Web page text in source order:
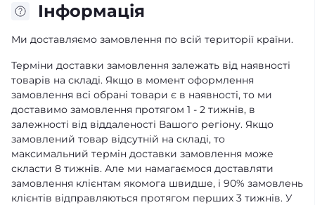
Iнформація
Ми доставляємо замовлення по всій території країни.
Терміни доставки замовлення залежать від наявності
товарів на складі. Якщо в момент оформлення
замовлення всі обрані товари є в наявності, то ми
доставимо замовлення протягом 1 - 2 тижнів, в
залежності від віддаленості Вашого регіону. Якщо
замовлений товар відсутній на складі, то
максимальний термін доставки замовлення може
скласти 8 тижнів. Але ми намагаємося доставляти
замовлення клієнтам якомога швидше, і 90% замовлень
клієнтів відправляються протягом перших 3 тижнів. У